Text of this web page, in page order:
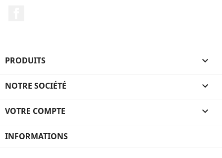
PRODUITS 
NOTRE SOCIÉTÉ 
VOTRE COMPTE 
INFORMATIONS